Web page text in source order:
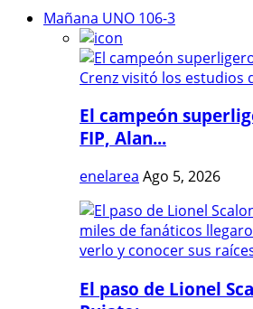
Mañana UNO 106-3
El campeón
FIP, Alan...
enelarea Ago 5, 2026
El paso de Lionel